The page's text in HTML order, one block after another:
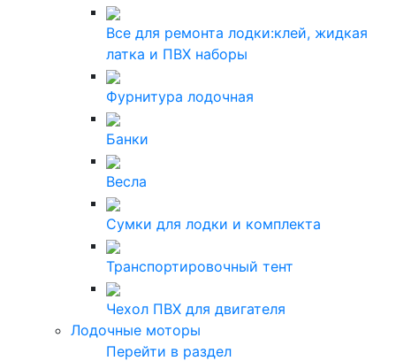
Все для ремонта лодки:клей, жидкая
латка и ПВХ наборы
Фурнитура лодочная
Банки
Весла
Сумки для лодки и комплекта
Транспортировочный тент
Чехол ПВХ для двигателя
Лодочные моторы
Перейти в раздел